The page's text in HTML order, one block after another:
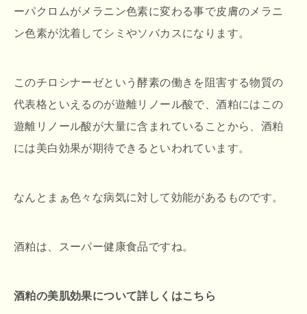
ーパクロムがメラニン色素に変わる事で皮膚のメラニ
ン色素が沈着してシミやソバカスになります。
このチロシナーゼという酵素の働きを阻害する物質の
代表格といえるのが遊離リノール酸で、酒粕にはこの
遊離リノール酸が大量に含まれていることから、酒粕
には美白効果が期待できるといわれています。
なんとまぁ色々な病気に対して効能があるものです。
酒粕は、スーパー健康食品ですね。
酒粕の美肌効果について詳しくはこちら